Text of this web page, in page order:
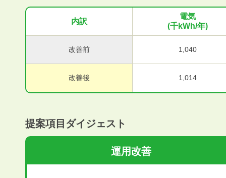
内訳
電気
(千kWh/年)
改善前 1,040
改善後 1,014
提案項目ダイジェスト
運用改善